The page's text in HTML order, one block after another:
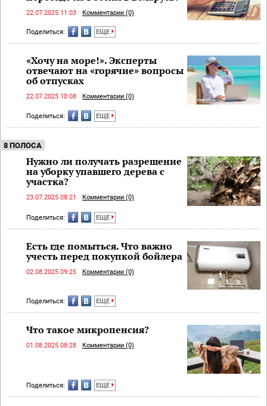
22.07.2025 11:03 Комментарии (0)
Поделиться: ЕЩЕ
«Хочу на море!». Эксперты
отвечают на «горячие» вопросы
об отпусках
22.07.2025 10:08 Комментарии (0)
Поделиться: ЕЩЕ
8 ПОЛОСА
Нужно ли получать разрешение
на уборку упавшего дерева с
участка?
23.07.2025 08:21 Комментарии (0)
Поделиться: ЕЩЕ
Есть где помыться. Что важно
учесть перед покупкой бойлера
02.08.2025 09:25 Комментарии (0)
Поделиться: ЕЩЕ
Что такое микропенсия?
01.08.2025 08:28 Комментарии (0)
Поделиться: ЕЩЕ